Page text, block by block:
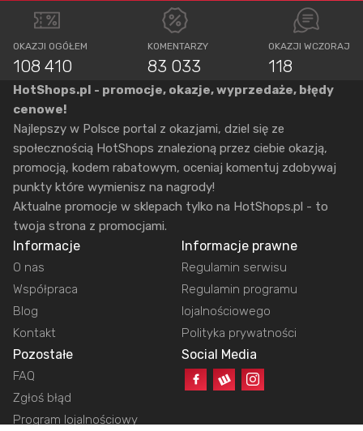
OKAZJI OGÓŁEM
108 410
KOMENTARZY
83 033
OKAZJI WCZORAJ
118
HotShops.pl - promocje, okazje, wyprzedaże, błędy
cenowe!
Najlepszy w Polsce portal z okazjami, dziel się ze
społecznością HotShops znalezioną przez ciebie okazją,
promocją, kodem rabatowym, oceniaj komentuj zdobywaj
punkty które wymienisz na nagrody!
Aktualne promocje w sklepach tylko na HotShops.pl - to
twoja strona z promocjami.
Informacje
O nas
Współpraca
Blog
Kontakt
Informacje prawne
Regulamin serwisu
Regulamin programu
lojalnościowego
Polityka prywatności
Pozostałe
FAQ
Zgłoś błąd
Program lojalnościowy
Social Media